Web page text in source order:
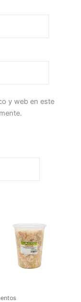
y web en este